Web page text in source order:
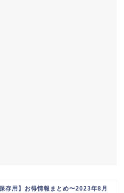
保存用】お得情報まとめ〜2023年8月